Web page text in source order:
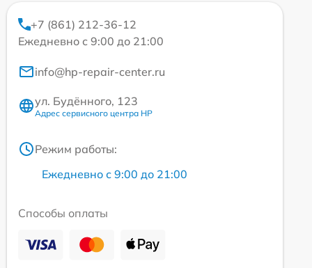
+7 (861) 212-36-12
Ежедневно с 9:00 до 21:00
info@hp-repair-center.ru
ул. Будённого, 123
Адрес сервисного центра HP
Режим работы:
Ежедневно с 9:00 до 21:00
Способы оплаты